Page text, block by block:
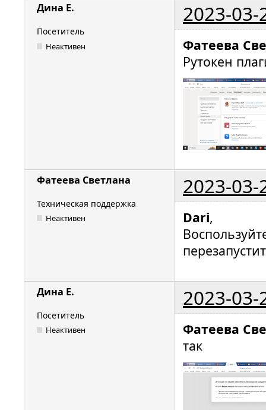
Дина Е. 2023-03-
Посетитель
Неактивен
Фатеева
Рутокен
Фатеева Светлана 2023-03-
Техническая поддержка
Неактивен Dari,
Дина Е. 2023-03-
Посетитель
Неактивен
Фатеева
так